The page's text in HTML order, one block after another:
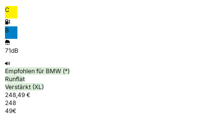
C
B
71dB
Empfohlen für BMW (*)
Runflat
Verstärkt (XL)
248,49 €
248
49€